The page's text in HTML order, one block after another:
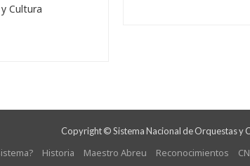
Cultura
Copyright © Sistema Nacional de Orquestas y
Historia Maestro Abreu Reconocimientos